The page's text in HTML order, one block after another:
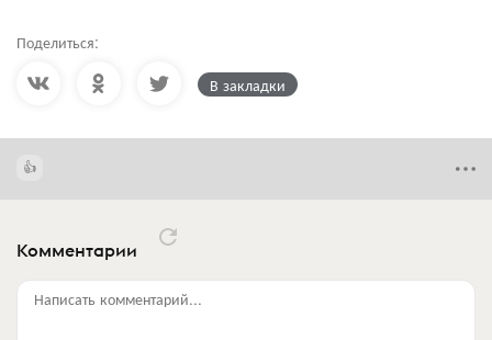
Поделиться:
В закладки
Комментарии
Написать комментарий...